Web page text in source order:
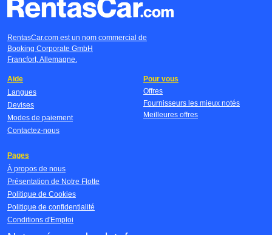
RentasCar.com est un nom commercial de
Booking Corporate GmbH
Francfort, Allemagne.
Aide
Langues
Devises
Modes de paiement
Contactez-nous
Pour vous
Offres
Fournisseurs les mieux notés
Meilleures offres
Pages
À propos de nous
Présentation de Notre Flotte
Politique de Cookies
Politique de confidentialité
Conditions d'Emploi